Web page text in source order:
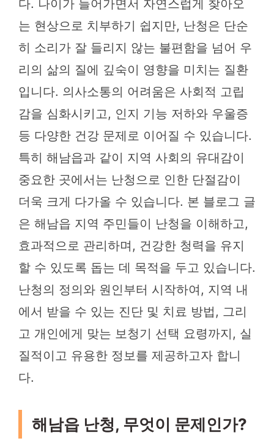
다. 나이가 들어가면서 자연스럽게 찾아오
는 현상으로 치부하기 쉽지만, 난청은 단순
히 소리가 잘 들리지 않는 불편함을 넘어 우
리의 삶의 질에 깊숙이 영향을 미치는 질환
입니다. 의사소통의 어려움은 사회적 고립
감을 심화시키고, 인지 기능 저하와 우울증
등 다양한 건강 문제로 이어질 수 있습니다.
특히 해남읍과 같이 지역 사회의 유대감이
중요한 곳에서는 난청으로 인한 단절감이
더욱 크게 다가올 수 있습니다. 본 블로그 글
은 해남읍 지역 주민들이 난청을 이해하고,
효과적으로 관리하며, 건강한 청력을 유지
할 수 있도록 돕는 데 목적을 두고 있습니다.
난청의 정의와 원인부터 시작하여, 지역 내
에서 받을 수 있는 진단 및 치료 방법, 그리
고 개인에게 맞는 보청기 선택 요령까지, 실
질적이고 유용한 정보를 제공하고자 합니
다.
해남읍 난청, 무엇이 문제인가?